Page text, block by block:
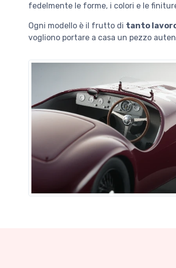
fedelmente le forme, i colori e le
Ogni modello è il frutto di tanto
vogliono portare a casa un pezzo